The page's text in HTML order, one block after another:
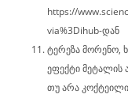
https://
via%3Dihub-დან
ტერეზა მორენო,
ეფექტი მეტალის
თუ არა